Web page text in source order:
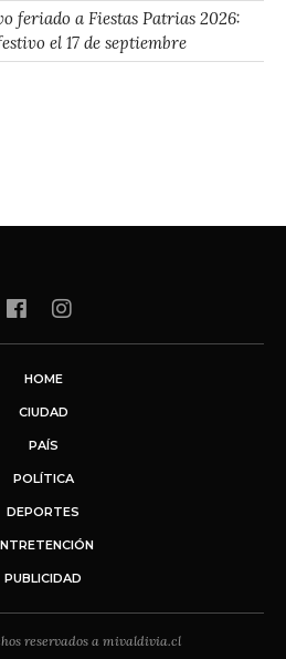
feriado a Fiestas Patrias 2026:
el 17 de septiembre
HOME
CIUDAD
PAÍS
POLÍTICA
DEPORTES
PUBLICIDAD
reservados a mivaldivia.cl